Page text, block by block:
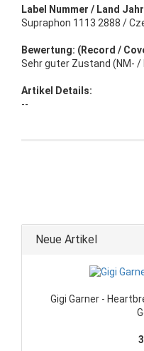
Label Nummer / Land Jahr
Supraphon 1113 2888 /
Bewertung: (Record /
Sehr guter Zustand (NM- /
Artikel Details:
--
Neue Artikel
Gigi Garner -